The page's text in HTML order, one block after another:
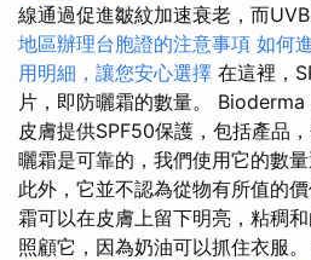
線通過促進皺紋加速衰老，而
地區辦理台胞證的注意事項 如何
用明細，讓您安心選擇 在這裡，
片，即防曬霜的數量。
皮膚提供SPF50保護，包括產品
曬霜是可靠的，我們使用它的數量
此外，它並不認為從物有所值的
霜可以在皮膚上留下明亮，粘稠
照顧它，因為奶油可以抓住衣服